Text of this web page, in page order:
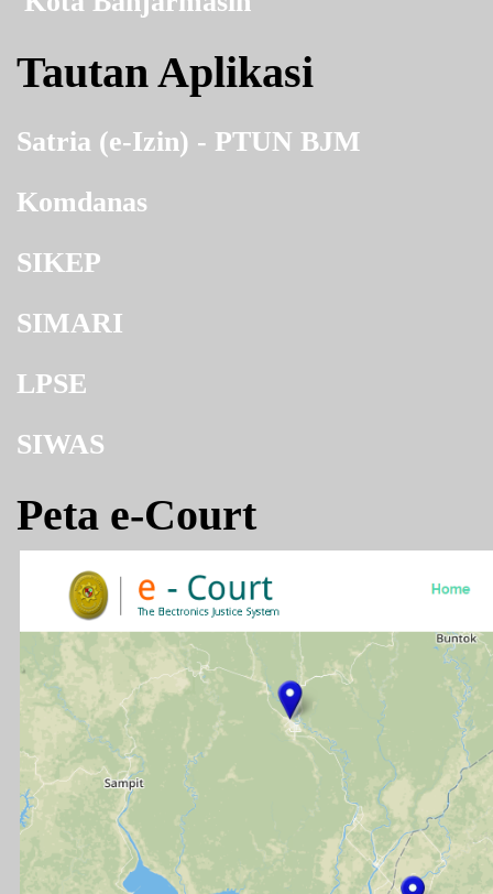
Tautan Aplikasi
Satria (e-Izin) - PTUN BJM
Komdanas
SIKEP
SIMARI
LPSE
SIWAS
Peta e-Court